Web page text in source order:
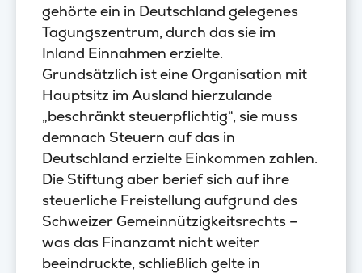
gehörte ein in Deutschland gelegenes
Tagungszentrum, durch das sie im
Inland Einnahmen erzielte.
Grundsätzlich ist eine Organisation mit
Hauptsitz im Ausland hierzulande
„beschränkt steuerpflichtig“, sie muss
demnach Steuern auf das in
Deutschland erzielte Einkommen zahlen.
Die Stiftung aber berief sich auf ihre
steuerliche Freistellung aufgrund des
Schweizer Gemeinnützigkeitsrechts –
was das Finanzamt nicht weiter
beeindruckte, schließlich gelte in